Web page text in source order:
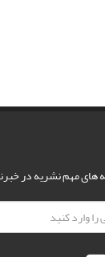
های مهم نشریه در